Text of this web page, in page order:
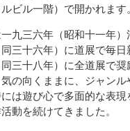
ビル一階）で開かれます
九三六年（昭和十一年）
三十六年）に道展で毎日
三十八年）に全道展で奨
の向くままに、ジャンル
は遊び心で多面的な表現
動を続けてきました。